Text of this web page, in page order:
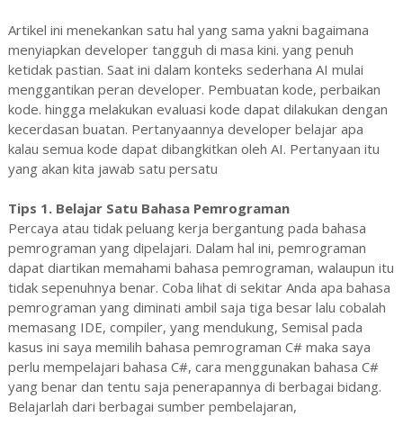
Artikel ini menekankan satu hal yang sama yakni bagaimana
menyiapkan developer tangguh di masa kini. yang penuh
ketidak pastian. Saat ini dalam konteks sederhana AI mulai
menggantikan peran developer. Pembuatan kode, perbaikan
kode. hingga melakukan evaluasi kode dapat dilakukan dengan
kecerdasan buatan. Pertanyaannya developer belajar apa
kalau semua kode dapat dibangkitkan oleh AI. Pertanyaan itu
yang akan kita jawab satu persatu
Tips 1. Belajar Satu Bahasa Pemrograman
Percaya atau tidak peluang kerja bergantung pada bahasa
pemrograman yang dipelajari. Dalam hal ini, pemrograman
dapat diartikan memahami bahasa pemrograman, walaupun itu
tidak sepenuhnya benar. Coba lihat di sekitar Anda apa bahasa
pemrograman yang diminati ambil saja tiga besar lalu cobalah
memasang IDE, compiler, yang mendukung, Semisal pada
kasus ini saya memilih bahasa pemrograman C# maka saya
perlu mempelajari bahasa C#, cara menggunakan bahasa C#
yang benar dan tentu saja penerapannya di berbagai bidang.
Belajarlah dari berbagai sumber pembelajaran,